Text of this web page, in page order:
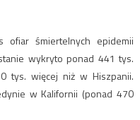
śmiertelnych epidemii
wykryto ponad 441 tys.
tys. więcej niż w Hiszpanii.
w Kalifornii (ponad 470